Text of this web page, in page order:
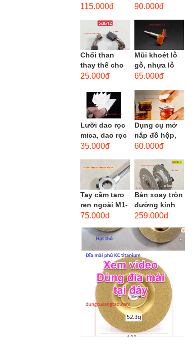
DC bánh răng
men xoắn
cao...
115.000đ
thép trắng)
90.000đ
Chổi than
thay thế cho
động cơ, chổi
motor máy
khoan,...
25.000đ
Mũi khoét lỗ
gỗ, nhựa lỗ
lớn D40mm-
opener)
65.000đ
Lưỡi dao rọc
mica, dao rọc
cáp hình
35.000đ
Dụng cụ mở
nắp đồ hộp,
mở nắp lon
đường kính...
60.000đ
Tay cầm taro
ren ngoài M1-
M1.8 (mã
vặn Bàn ren
75.000đ
Bàn xoay tròn
đường kính
22cm bằng
259.000đ